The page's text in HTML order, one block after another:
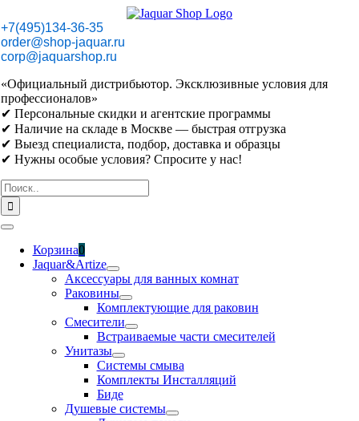
to
content
+7(495)134-36-35
order@shop-jaquar.ru
corp@jaquarshop.ru
«Официальный дистрибьютор. Эксклюзивные условия для
профессионалов»
✔ Персональные скидки и агентские программы
✔ Наличие на складе в Москве — быстрая отгрузка
✔ Выезд специалиста, подбор, доставка и образцы
✔ Нужны особые условия? Спросите у нас!
Результат
поиска:
Toggle
NavigationКорзина0
Jaquar&Artize
Аксессуары для ванных комнат
Раковины
Комплектующие для раковин
Смесители
Встраиваемые части смесителей
Унитазы
Системы смыва
Комплекты Инсталляций
Биде
Душевые системы